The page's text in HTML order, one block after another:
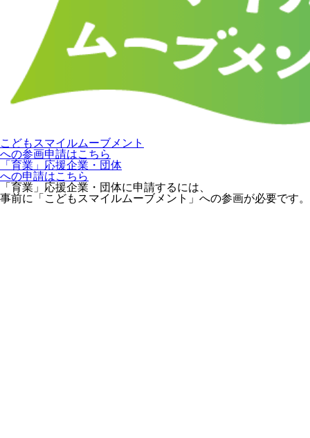
こどもスマイルムーブメント
への参画申請はこちら
「育業」応援企業・団体
への申請はこちら
「育業」応援企業・団体に申請するには、
事前に「こどもスマイルムーブメント」への参画が必要です。